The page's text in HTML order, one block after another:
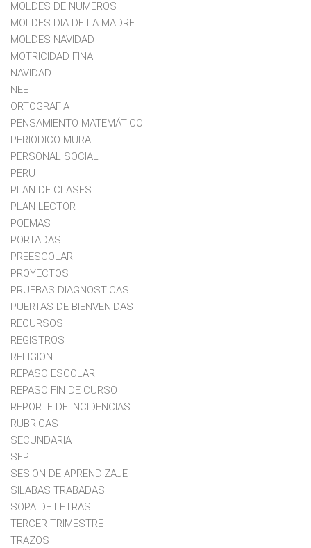
MOLDES DE NUMEROS
MOLDES DIA DE LA MADRE
MOLDES NAVIDAD
MOTRICIDAD FINA
NAVIDAD
NEE
ORTOGRAFIA
PENSAMIENTO MATEMÁTICO
PERIODICO MURAL
PERSONAL SOCIAL
PERU
PLAN DE CLASES
PLAN LECTOR
POEMAS
PORTADAS
PREESCOLAR
PROYECTOS
PRUEBAS DIAGNOSTICAS
PUERTAS DE BIENVENIDAS
RECURSOS
REGISTROS
RELIGION
REPASO ESCOLAR
REPASO FIN DE CURSO
REPORTE DE INCIDENCIAS
RUBRICAS
SECUNDARIA
SEP
SESION DE APRENDIZAJE
SILABAS TRABADAS
SOPA DE LETRAS
TERCER TRIMESTRE
TRAZOS